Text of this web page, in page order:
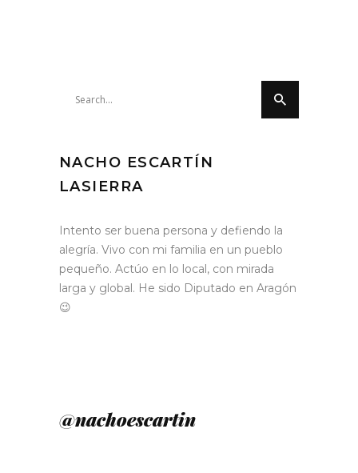
NACHO ESCARTÍN
LASIERRA
Intento ser buena persona y defiendo la
alegría. Vivo con mi familia en un pueblo
pequeño. Actúo en lo local, con mirada
larga y global. He sido Diputado en Aragón
😉
@nachoescartin